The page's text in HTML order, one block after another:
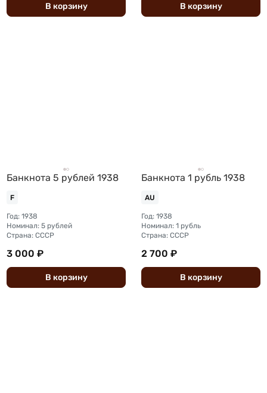
В корзину В корзину
Банкнота 5 рублей 1938
F
Год: 1938
Номинал: 5 рублей
Страна: СССР
3 000 ₽
В корзину
Банкнота 1 рубль 1938
AU
Год: 1938
Номинал: 1 рубль
Страна: СССР
2 700 ₽
В корзину